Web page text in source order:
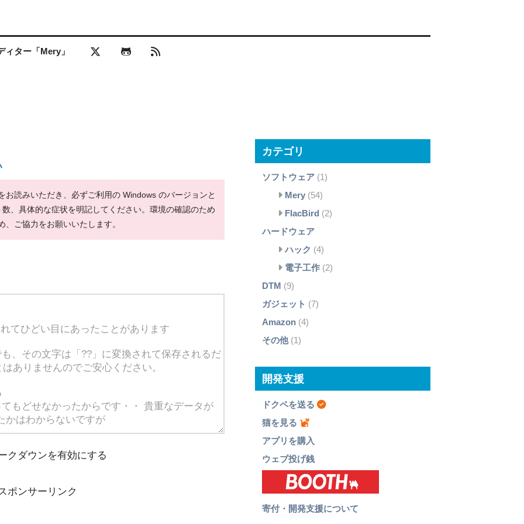
ィター「Mery」
お読みいただき、必ずご利用の Windows のバージョンと
、具体的な症状を明記してください。環境の確認のため
ご協力をお願いいたします。
クダウンを有効にする
ポンサーリンク
カテゴリ
ソフトウェア(1)
Mery (54)
FlacBird (2)
ハードウェア
ハック (4)
電子工作 (2)
DTM (9)
ガジェット (7)
Amazon(4)
その他(1)
開発支援
ドクペを送る
猫を見る
アプリを購入
ウェブ投げ銭
寄付・開発支援について